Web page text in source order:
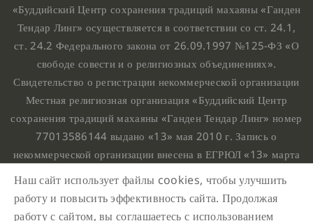
«Буддийский Центр сохранения традиций махаяны «Ганден
Тендар Линг» осуществляется в соответствии со ст. 24.1,
ст. 24.2 Федерального закона от 26.09.1997 №125-ФЗ «О
свободе совести и о религиозных объединениях».
Свидетельство о регистрации некоммерческой организации
Местная религиозная организация «Буддийский Центр
сохранения традиций махаяны «Ганден Тендар Линг» номер
77013586144 выдано «13» мая 2010 г. Запись о
некоммерческой организации внесена в ЕГРЮЛ «13» марта
номером 1107799015708.
Ганден Тендар Линг © 2020 Все права защищены
Наш сайт использует файлы cookies, чтобы улучшить
работу и повысить эффективность сайта. Продолжая
работу с сайтом, вы соглашаетесь с использованием